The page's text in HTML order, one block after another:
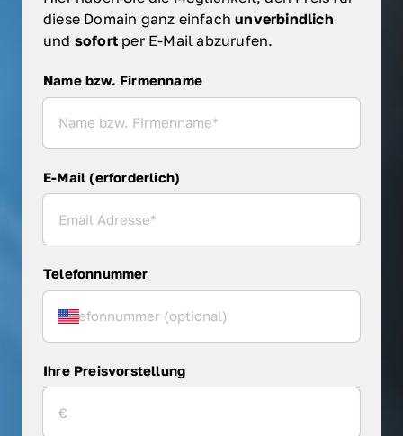
diese Domain ganz einfach
und sofort per E-Mail abzurufen.
Name bzw. Firmenname
Name bzw. Firmenname
E-Mail (erforderlich)
Telefonnummer
Ihre Preisvorstellung